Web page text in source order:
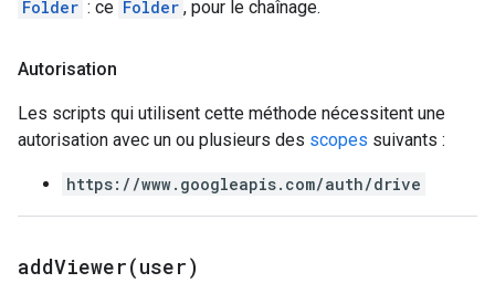
Folder : ce Folder , pour le chaînage.
Autorisation
Les scripts qui utilisent cette méthode nécessitent une
autorisation avec un ou plusieurs des scopes suivants :
https://www.googleapis.com/auth/drive
addViewer(user)